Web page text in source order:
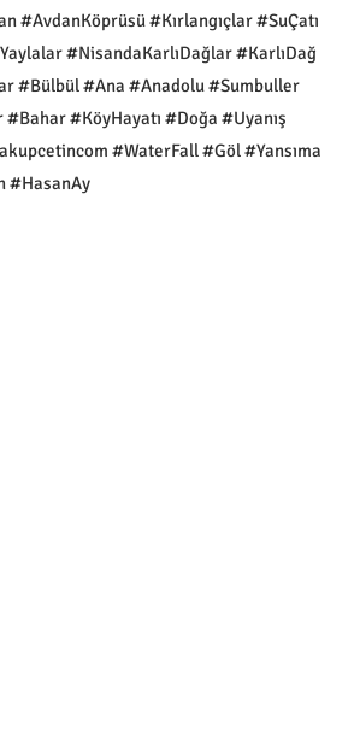
#AvdanKöprüsü #Kırlangıçlar #SuÇatı
#NisandaKarlıDağlar #KarlıDağ
#Bülbül #Ana #Anadolu #Sumbuller
#KöyHayatı #Doğa #Uyanış
#WaterFall #Göl #Yansıma
#HasanAy